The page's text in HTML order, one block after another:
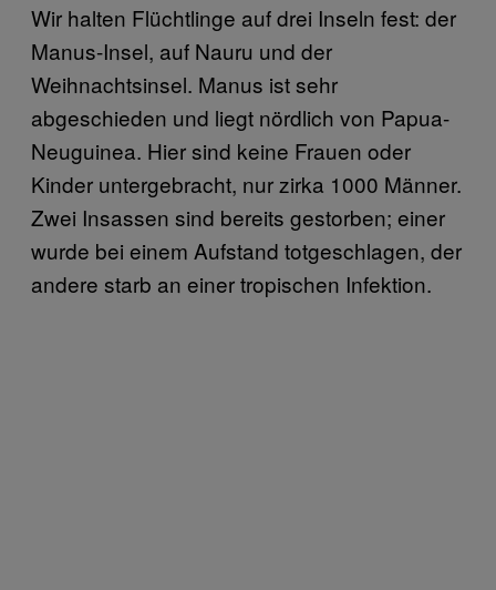
Wir halten Flüchtlinge auf drei Inseln fest: der
Manus-Insel, auf Nauru und der
Weihnachtsinsel. Manus ist sehr
abgeschieden und liegt nördlich von Papua-
Neuguinea. Hier sind keine Frauen oder
Kinder untergebracht, nur zirka 1000 Männer.
Zwei Insassen sind bereits gestorben; einer
wurde bei einem Aufstand totgeschlagen, der
andere starb an einer tropischen Infektion.